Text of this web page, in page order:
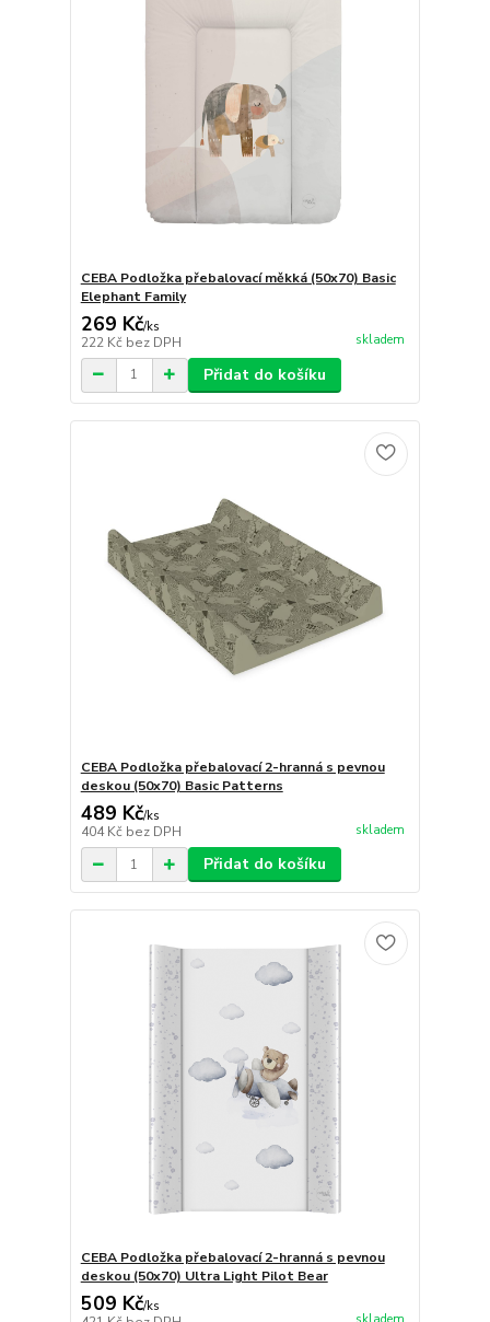
CEBA Podložka přebalovací měkká (50x70) Basic
Elephant Family
269 Kč/ks
222 Kč bez DPH skladem
Přidat do košíku
CEBA Podložka přebalovací 2-hranná s pevnou
deskou (50x70) Basic Patterns
489 Kč/ks
404 Kč bez DPH skladem
Přidat do košíku
CEBA Podložka přebalovací 2-hranná s pevnou
deskou (50x70) Ultra Light Pilot Bear
509 Kč/ks